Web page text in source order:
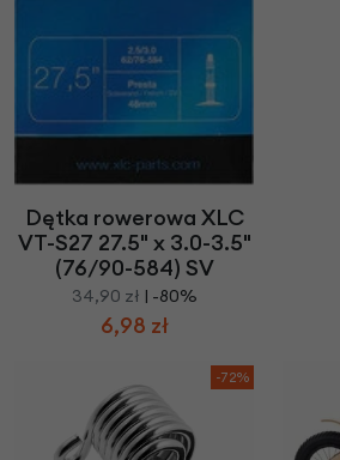
Dętka rowerowa XLC
VT-S27 27.5" x 3.0-3.5"
(76/90-584) SV
34,90 zł | -80%
6,98 zł
-72%